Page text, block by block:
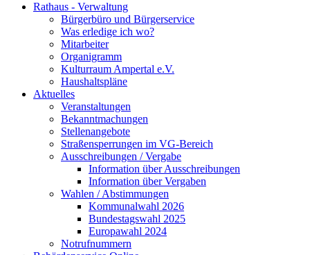
Rathaus - Verwaltung
Bürgerbüro und Bürgerservice
Was erledige ich wo?
Mitarbeiter
Organigramm
Kulturraum Ampertal e.V.
Haushaltspläne
Aktuelles
Veranstaltungen
Bekanntmachungen
Stellenangebote
Straßensperrungen im VG-Bereich
Ausschreibungen / Vergabe
Information über Ausschreibungen
Information über Vergaben
Wahlen / Abstimmungen
Kommunalwahl 2026
Bundestagswahl 2025
Europawahl 2024
Notrufnummern